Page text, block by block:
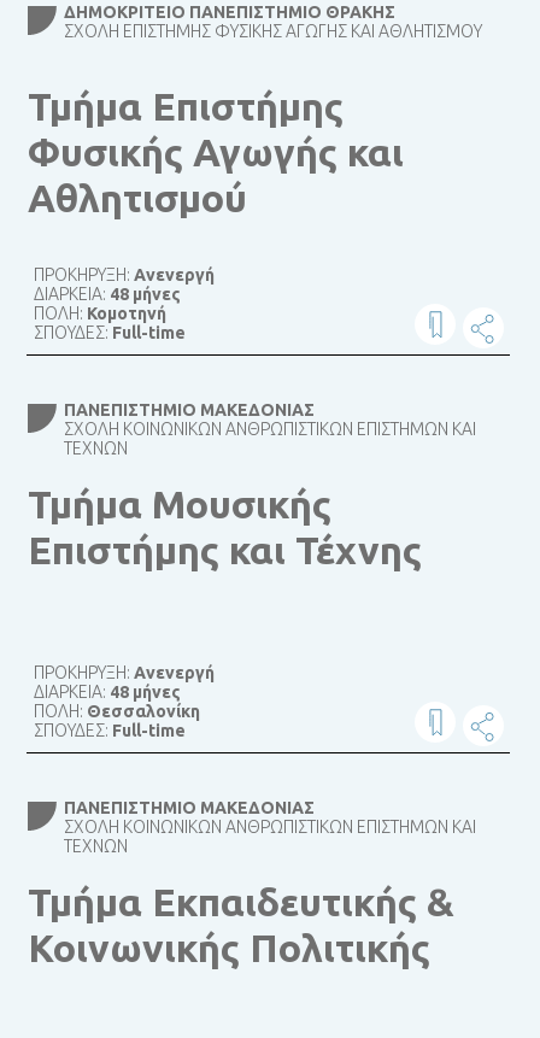
ΔΗΜΟΚΡΊΤΕΙΟ ΠΑΝΕΠΙΣΤΉΜΙΟ ΘΡΆΚΗΣ
ΣΧΟΛΉ ΕΠΙΣΤΉΜΗΣ ΦΥΣΙΚΉΣ ΑΓΩΓΉΣ ΚΑΙ ΑΘΛΗΤΙΣΜΟΎ
Τμήμα Επιστήμης
Φυσικής Αγωγής και
Αθλητισμού
ΠΡΟΚΗΡΥΞΗ:Ανενεργή
ΔΙΑΡΚΕΙΑ: 48 μήνες
ΠΟΛΗ: Κομοτηνή
ΣΠΟΥΔΕΣ: Full-time
ΠΑΝΕΠΙΣΤΉΜΙΟ ΜΑΚΕΔΟΝΊΑΣ
ΣΧΟΛΉ ΚΟΙΝΩΝΙΚΏΝ ΑΝΘΡΩΠΙΣΤΙΚΏΝ ΕΠΙΣΤΗΜΏΝ ΚΑΙ
ΤΕΧΝΏΝ
Τμήμα Μουσικής
Επιστήμης και Τέχνης
ΠΡΟΚΗΡΥΞΗ:Ανενεργή
ΔΙΑΡΚΕΙΑ: 48 μήνες
ΠΟΛΗ: Θεσσαλονίκη
ΣΠΟΥΔΕΣ: Full-time
ΠΑΝΕΠΙΣΤΉΜΙΟ ΜΑΚΕΔΟΝΊΑΣ
ΣΧΟΛΉ ΚΟΙΝΩΝΙΚΏΝ ΑΝΘΡΩΠΙΣΤΙΚΏΝ ΕΠΙΣΤΗΜΏΝ ΚΑΙ
ΤΕΧΝΏΝ
Τμήμα Εκπαιδευτικής &
Κοινωνικής Πολιτικής